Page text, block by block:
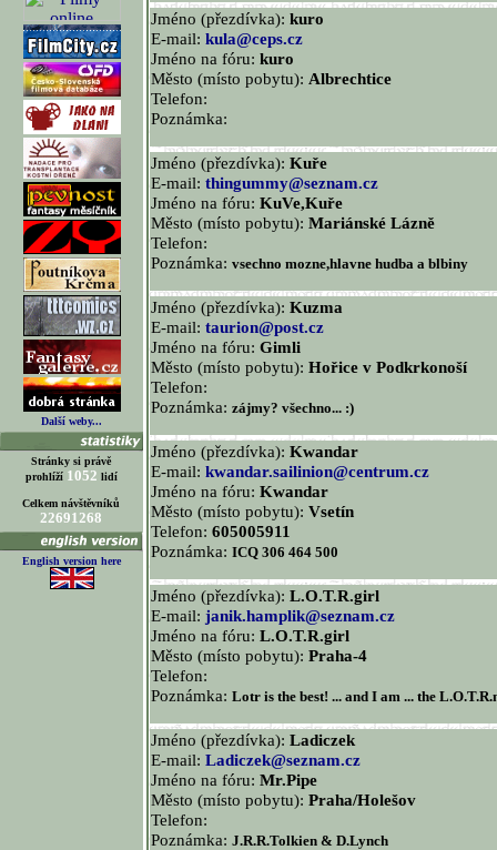
Další weby...
Stránky si právě
prohlíží 1052 lidí
Celkem návštěvníků
22691268
English version here
Jméno (přezdívka): kuro
E-mail: kula@ceps.cz
Jméno na fóru: kuro
Město (místo pobytu): Albrechtice
Telefon:
Poznámka:
Jméno (přezdívka): Kuře
E-mail: thingummy@seznam.cz
Jméno na fóru: KuVe,Kuře
Město (místo pobytu): Mariánské Lázně
Telefon:
Poznámka: vsechno mozne,hlavne hudba a blbiny
Jméno (přezdívka): Kuzma
E-mail: taurion@post.cz
Jméno na fóru: Gimli
Město (místo pobytu): Hořice v Podkrkonoší
Telefon:
Poznámka: zájmy? všechno... :)
Jméno (přezdívka): Kwandar
E-mail: kwandar.sailinion@centrum.cz
Jméno na fóru: Kwandar
Město (místo pobytu): Vsetín
Telefon: 605005911
Poznámka: ICQ 306 464 500
Jméno (přezdívka): L.O.T.R.girl
E-mail: janik.hamplik@seznam.cz
Jméno na fóru: L.O.T.R.girl
Město (místo pobytu): Praha-4
Telefon:
Poznámka: Lotr is the best! ... and I am ... the
Jméno (přezdívka): Ladiczek
E-mail: Ladiczek@seznam.cz
Jméno na fóru: Mr.Pipe
Město (místo pobytu): Praha/Holešov
Telefon:
Poznámka: J.R.R.Tolkien & D.Lynch